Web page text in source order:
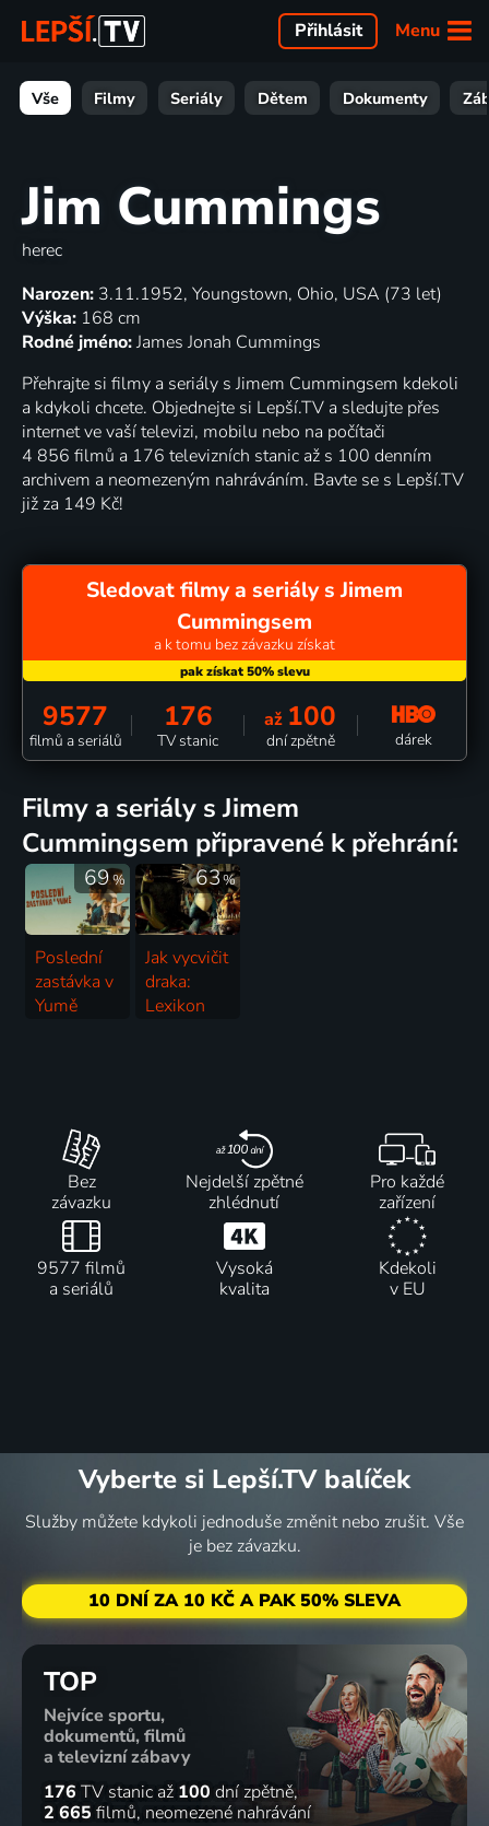
Menu
Přihlásit
Vše Filmy Seriály Dětem Dokumenty
Jim Cummings
herec
Narozen: 3.11.1952, Youngstown, Ohio, USA (73 let)
Výška: 168 cm
Rodné jméno:James Jonah Cummings
Přehrajte si filmy a seriály s Jimem Cummingsem kdekoli
a kdykoli chcete. Objednejte si Lepší.TV a sledujte přes
internet ve vaší televizi, mobilu nebo na počítači
4 856 filmů a 176 televizních stanic až s 100 denním
archivem a neomezeným nahráváním. Bavte se s Lepší.TV
již za 149 Kč!
Sledovat filmy a seriály s Jimem
Cummingsem
a k tomu bez závazku získat
9577
filmů a seriálů
176
TV stanic
až 100
dní zpětně dárek
filmy a seriály s Jimem
Cummingsem připravené k přehrání:
69%
Poslední
zastávka v
Yumě
63%
Jak vycvičit
draka:
Lexikon
Bez
závazku
Nejdelší zpětné
zhlédnutí
Pro každé
zařízení
9577 filmů
a seriálů
Vysoká
kvalita
Kdekoli
v EU
Vyberte si Lepší.TV balíček
Služby můžete kdykoli jednoduše změnit nebo zrušit. Vše
je bez závazku.
10 DNÍ ZA 10 KČ A PAK 50% SLEVA
TOP
Nejvíce sportu,
dokumentů, filmů
a televizní zábavy
176 TV stanic až 100 dní zpětně
2 665 filmů neomezené nahrávání